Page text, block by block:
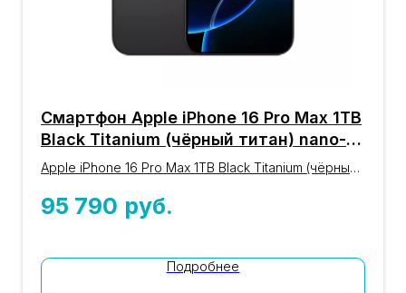
Смартфон Apple iPhone 16 Pro Max 1TB
Black Titanium (чёрный титан) nano-
SIM + eSIM
Apple iPhone 16 Pro Max 1TB Black Titanium (чёрный
процессором A18 Pro, дисплеем 6,9″, камерой 48
12 месяцев, доставка по Москве и России. Цена 95
95 790 руб.
Подробнее